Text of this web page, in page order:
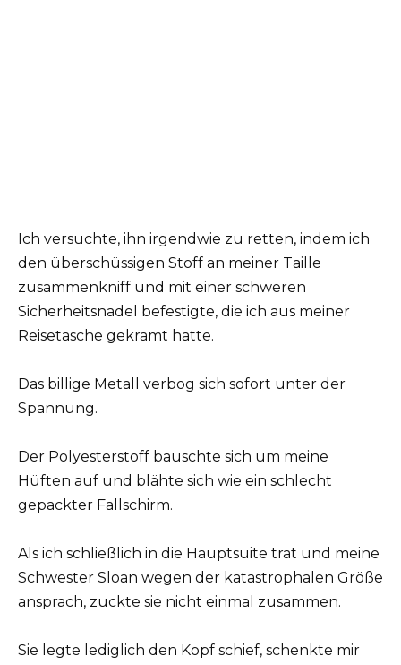
Ich versuchte, ihn irgendwie zu retten, indem ich
den überschüssigen Stoff an meiner Taille
zusammenkniff und mit einer schweren
Sicherheitsnadel befestigte, die ich aus meiner
Reisetasche gekramt hatte.
Das billige Metall verbog sich sofort unter der
Spannung.
Der Polyesterstoff bauschte sich um meine
Hüften auf und blähte sich wie ein schlecht
gepackter Fallschirm.
Als ich schließlich in die Hauptsuite trat und meine
Schwester Sloan wegen der katastrophalen Größe
ansprach, zuckte sie nicht einmal zusammen.
Sie legte lediglich den Kopf schief, schenkte mir